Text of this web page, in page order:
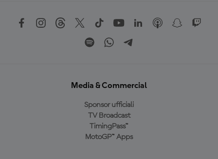
Media & Commercial
Sponsor ufficiali
TV Broadcast
TimingPass™
MotoGP™ Apps